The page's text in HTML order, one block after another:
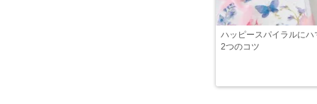
ハッピースパイラルにハ
2つのコツ